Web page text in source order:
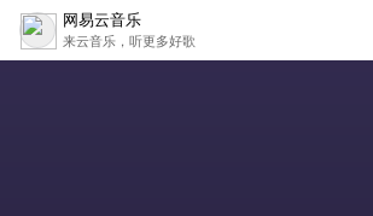
网易云音乐
来云音乐，听更多好歌